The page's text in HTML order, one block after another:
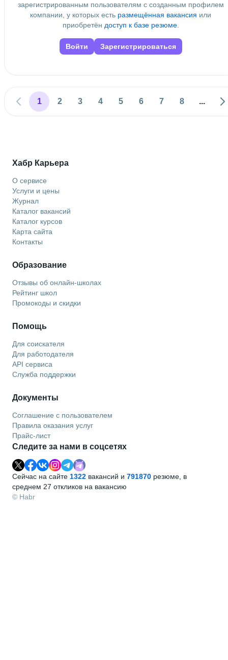
зарегистрированным пользователям с созданным профилем
компании, у которых есть размещённая вакансия или
приобретён доступ к базе резюме.
Войти Зарегистрироваться
1 2 3 4 5 6 7 8 ...
Хабр Карьера
О сервисе
Услуги и цены
Журнал
Каталог вакансий
Каталог курсов
Карта сайта
Контакты
Образование
Отзывы об онлайн-школах
Рейтинг школ
Промокоды и скидки
Помощь
Для соискателя
Для работодателя
API сервиса
Служба поддержки
Документы
Соглашение с пользователем
Правила оказания услуг
Прайс-лист
Следите за нами в соцсетях
Сейчас на сайте 1322 вакансий и 791870 резюме, в
среднем 27 откликов на вакансию
© Habr